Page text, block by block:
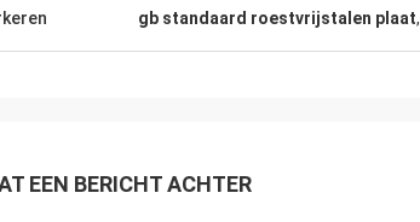
gb standaard roestvrijstalen plaat,
EEN BERICHT ACHTER